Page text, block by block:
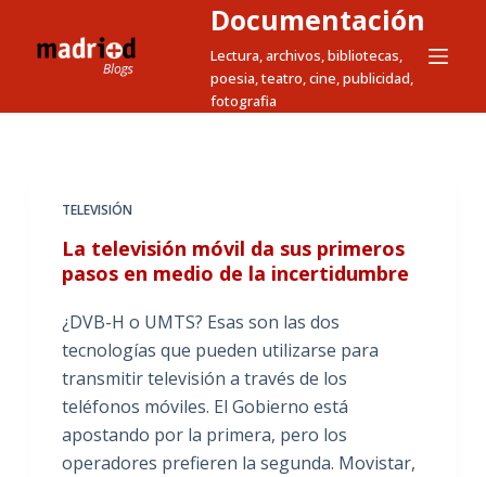
t
Documentación
Lectura, archivos, bibliotecas,
poesia, teatro, cine, publicidad,
fotografia
TELEVISIÓN
La televisión móvil da sus primeros
pasos en medio de la incertidumbre
¿DVB-H o UMTS? Esas son las dos
tecnologías que pueden utilizarse para
transmitir televisión a través de los
teléfonos móviles. El Gobierno está
apostando por la primera, pero los
operadores prefieren la segunda. Movistar,